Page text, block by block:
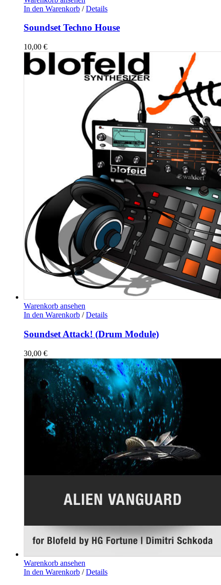
In den Warenkorb / Details
Soundset Techno House
10,00 €
Warenkorb ansehen
In den Warenkorb / Details
Soundset Attack! (Drum Module)
30,00 €
Warenkorb ansehen
In den Warenkorb / Details